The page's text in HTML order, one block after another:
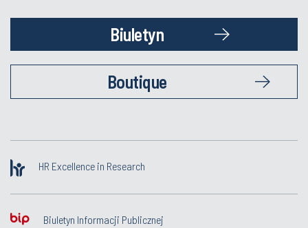
Biuletyn
Boutique
HR Excellence in Research
Biuletyn Informacji Publicznej